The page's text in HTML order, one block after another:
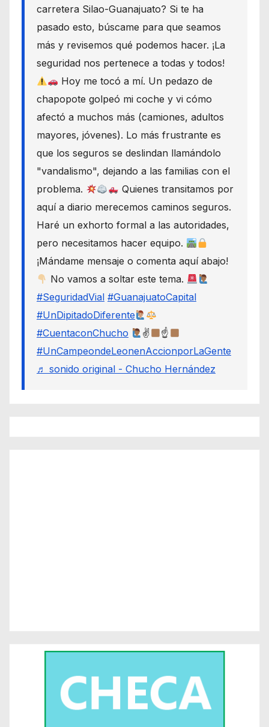
carretera Silao-Guanajuato? Si te ha
pasado esto, búscame para que seamos
más y revisemos qué podemos hacer. ¡La
seguridad nos pertenece a todas y todos!
Hoy me tocó a mí. Un pedazo de
chapopote golpeó mi coche y vi cómo
afectó a muchos más (camiones, adultos
mayores, jóvenes). Lo más frustrante es
que los seguros se deslindan llamándolo
"vandalismo", dejando a las familias con el
problema.
Quienes transitamos por
aquí a diario merecemos caminos seguros.
Haré un exhorto formal a las autoridades,
pero necesitamos hacer equipo.
¡Mándame mensaje o comenta aquí abajo!
No vamos a soltar este tema.
#SeguridadVial #GuanajuatoCapital
#UnDipitadoDiferente
#CuentaconChucho
✌
☝
#UnCampeondeLeonenAccionporLaGente
♬ sonido original - Chucho Hernández